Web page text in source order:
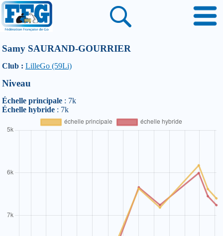
Samy SAURAND-GOURRIER
Club : LilleGo (59Li)
Niveau
Échelle principale : 7k
Échelle hybride : 7k